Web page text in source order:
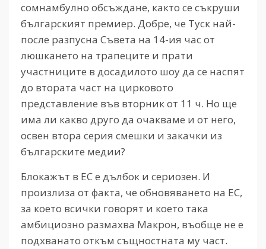
сомнамбулно обсъждане, както се съкруши
българският премиер. Добре, че Туск най-
после разпусна Съвета на 14-ия час от
люшкането на трапеците и прати
участниците в досадилото шоу да се наспят
до втората част на цирковото
представление във вторник от 11 ч. Но ще
има ли какво друго да очакваме и от него,
освен втора серия смешки и закачки из
българските медии?
Блокажът в ЕС е дълбок и сериозен. И
произлиза от факта, че обновяването на ЕС,
за което всички говорят и което така
амбициозно размахва Макрон, въобще не е
подхванато откъм същностната му част.